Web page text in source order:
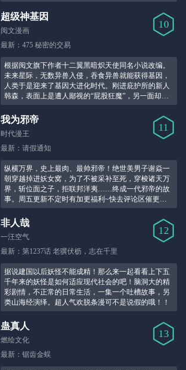
的仇人。 两人试探拉扯，算计利用，又纠缠一生。！
超级神基因
阅文漫画
最新：475 秘密的交易
10
根据阅文旗下作者十二翼黑暗炽天使同名小说改编。
未来星际，无数异兽入侵，吞食异兽就能获得基因，
人类于是迎来了基因大进化时代。刚进庇护所的新人
韩森，表面上是遭人鄙视的“屁股狂魔”，另一面却是
人人敬仰的“B神”！韩森：不好意思，只有我能获得超
级神基因！ ！
我为邪帝
时代漫王
最新：请假通知
11
纵横万界，史上最肉、最帅邪帝！绝世美男子谢焱一
朝穿越掉进妖女窝，为了不被采补至死，穿梭诸天万
界，斩位面之子，拒联邦洋夷……终成一代邪帝的故
事。周五更新不定时有加更福利~快去评论区催更吧~
QQ群：【我为邪帝】975576675！
非人哉
一汪空气
最新：第1237话 老骥伏枥，志在千里
12
据说建国以后妖怪不能成精！那么来一起看看上下五
千年来的妖怪是如何适应现代社会的吧！脑洞大的精
彩剧情，不正常的日常生活，一集一个吐槽故事，另
类山海经演绎。超人气欢脱条漫可不是说假的哦！！
蛊真人
燃绘文化
最新：锯齿金蜈
13